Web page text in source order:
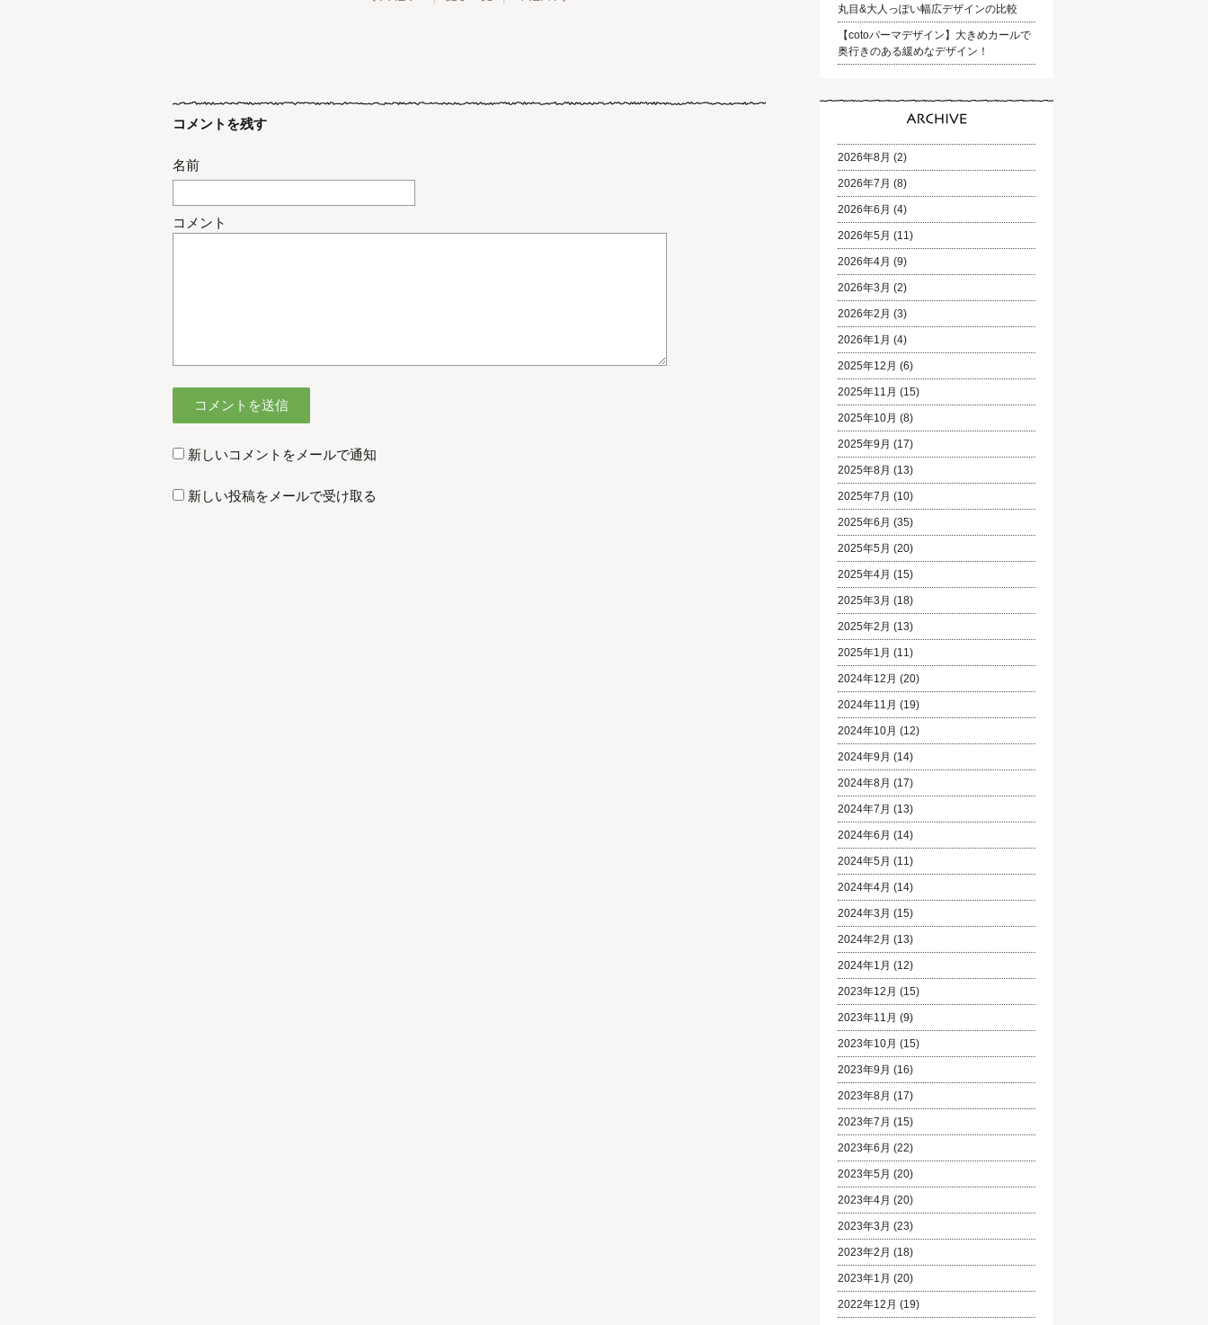
コメントを残す
名前
コメント
新しいコメントをメールで通知
新しい投稿をメールで受け取る
丸目&大人っぽい幅広デザインの比較
【cotoパーマデザイン】大きめカールで
奥行きのある緩めなデザイン！
2026年8月 (2)
2026年7月 (8)
2026年6月 (4)
2026年5月 (11)
2026年4月 (9)
2026年3月 (2)
2026年2月 (3)
2026年1月 (4)
2025年12月 (6)
2025年11月 (15)
2025年10月 (8)
2025年9月 (17)
2025年8月 (13)
2025年7月 (10)
2025年6月 (35)
2025年5月 (20)
2025年4月 (15)
2025年3月 (18)
2025年2月 (13)
2025年1月 (11)
2024年12月 (20)
2024年11月 (19)
2024年10月 (12)
2024年9月 (14)
2024年8月 (17)
2024年7月 (13)
2024年6月 (14)
2024年5月 (11)
2024年4月 (14)
2024年3月 (15)
2024年2月 (13)
2024年1月 (12)
2023年12月 (15)
2023年11月 (9)
2023年10月 (15)
2023年9月 (16)
2023年8月 (17)
2023年7月 (15)
2023年6月 (22)
2023年5月 (20)
2023年4月 (20)
2023年3月 (23)
2023年2月 (18)
2023年1月 (20)
2022年12月 (19)